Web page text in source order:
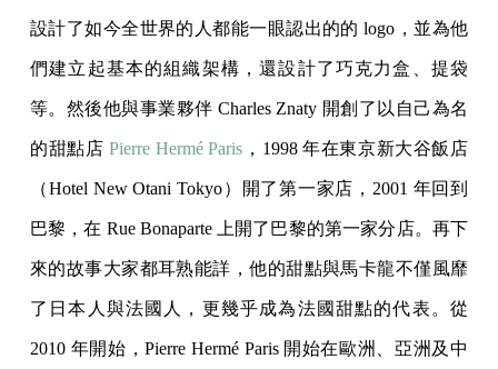
設計了如今全世界的人都能一眼認出的的 logo，並為他
們建立起基本的組織架構，還設計了巧克力盒、提袋
等。然後他與事業夥伴 Charles Znaty 開創了以自己為名
的甜點店Pierre Hermé Paris ，1998 年在東京新大谷飯店
（Hotel New Otani Tokyo）開了第一家店，2001 年回到
巴黎，在 Rue Bonaparte 上開了巴黎的第一家分店。再下
來的故事大家都耳熟能詳，他的甜點與馬卡龍不僅風靡
了日本人與法國人，更幾乎成為法國甜點的代表。從
2010 年開始，Pierre Hermé Paris 開始在歐洲、亞洲及中